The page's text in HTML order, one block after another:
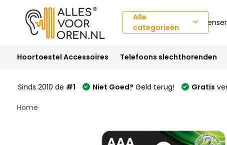
Alle
categorieën
Hoortoestel Accessoires Telefoons slechthorenden
Sinds 2010 de #1 Niet Goed? Geld terug! Gratis
Home